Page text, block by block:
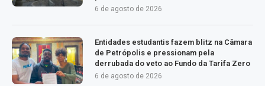
6 de agosto de 2026
Entidades estudantis fazem blitz na Câmara
de Petrópolis e pressionam pela
derrubada do veto ao Fundo da Tarifa Zero
6 de agosto de 2026